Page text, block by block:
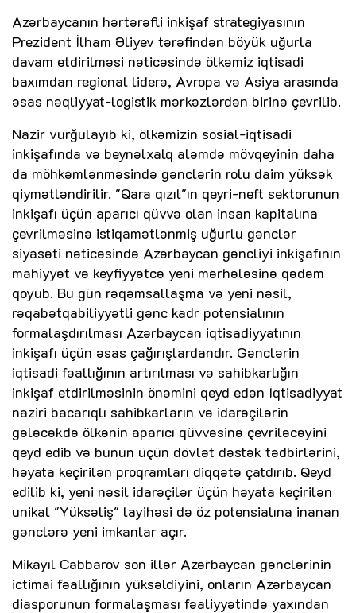
Azərbaycanın hərtərəfli inkişaf strategiyasının
Prezident İlham Əliyev tərəfindən böyük uğurla
davam etdirilməsi nəticəsində ölkəmiz iqtisadi
baxımdan regional liderə, Avropa və Asiya arasında
əsas nəqliyyat-logistik mərkəzlərdən birinə çevrilib.
Nazir vurğulayıb ki, ölkəmizin sosial-iqtisadi
inkişafında və beynəlxalq aləmdə mövqeyinin daha
da möhkəmlənməsində gənclərin rolu daim yüksək
qiymətləndirilir. "Qara qızıl"ın qeyri-neft sektorunun
inkişafı üçün aparıcı qüvvə olan insan kapitalına
çevrilməsinə istiqamətlənmiş uğurlu gənclər
siyasəti nəticəsində Azərbaycan gəncliyi inkişafının
mahiyyət və keyfiyyətcə yeni mərhələsinə qədəm
qoyub. Bu gün rəqəmsallaşma və yeni nəsil,
rəqabətqabiliyyətli gənc kadr potensialının
formalaşdırılması Azərbaycan iqtisadiyyatının
inkişafı üçün əsas çağırışlardandır. Gənclərin
iqtisadi fəallığının artırılması və sahibkarlığın
inkişaf etdirilməsinin önəmini qeyd edən İqtisadiyyat
naziri bacarıqlı sahibkarların və idarəçilərin
gələcəkdə ölkənin aparıcı qüvvəsinə çevriləcəyini
qeyd edib və bunun üçün dövlət dəstək tədbirlərini,
həyata keçirilən proqramları diqqətə çatdırıb. Qeyd
edilib ki, yeni nəsil idarəçilər üçün həyata keçirilən
unikal "Yüksəliş" layihəsi də öz potensialına inanan
gənclərə yeni imkanlar açır.
Mikayıl Cabbarov son illər Azərbaycan gənclərinin
ictimai fəallığının yüksəldiyini, onların Azərbaycan
diasporunun formalaşması fəaliyyətində yaxından